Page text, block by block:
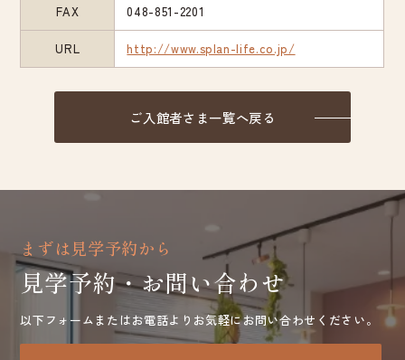
FAX 048-851-2201
URL http://www.splan-life.co.jp/
ご入館者さま一覧へ戻る
まずは見学予約から
見学予約・お問い合わせ
以下フォームまたはお電話よりお気軽にお問い合わせください。